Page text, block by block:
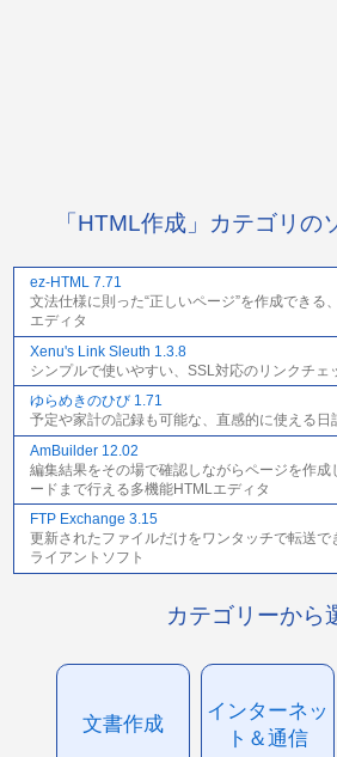
「HTML作成」カテゴリの
ez-HTML 7.71
文法仕様に則った“正しいページ”を作成できる
エディタ
Xenu's Link Sleuth 1.3.8
シンプルで使いやすい、SSL対応のリンクチェ
ゆらめきのひび 1.71
予定や家計の記録も可能な、直感的に使える日
AmBuilder 12.02
編集結果をその場で確認しながらページを作成
ードまで行える多機能HTMLエディタ
FTP Exchange 3.15
更新されたファイルだけをワンタッチで転送で
ライアントソフト
カテゴリーから
文書作成
インターネッ
ト＆通信